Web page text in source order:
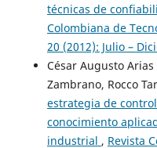
técnicas de
Colombiana de
20 (2012): Julio –
César Augusto
Zambrano, Rocco
estrategia de
conocimiento
industrial , Revista